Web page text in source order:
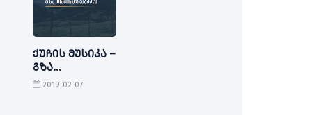
ქუჩის მუსიკა –
გზა
თავისუფლებამდე
2019-02-07